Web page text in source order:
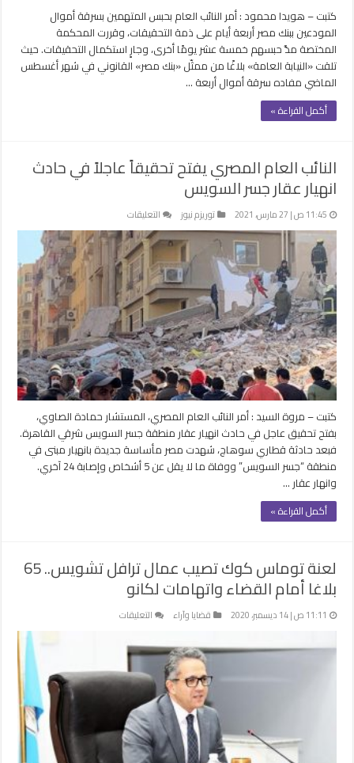
الرقمي
مغلقة
كتبت – هويدا محمود : أمر النائب العام بحبس المتهمين بسرقة أموال
المودعين ببنك مصر أربعة أيام على ذمة التحقيقات، وقررت المحكمة
المختصة مدَّ حبسهم خمسة عشر يومًا أخرى، وجارٍ استكمال التحقيقات. حيث
تلقت «النيابة العامة» بلاغًا من ممثّل «بنك مصر» القانوني في شهر أغسطس
الماضي مفاده سرقة أموال أربعة …
أكمل القراءة »
النائب العام المصري يفتح تحقيقاً عاجلاً في حادث
انهيار عقار جسر السويس
11:45 ص | 27 مارس، 2021 توريزم نيوز التعليقات
النائب
العام
المصري
يفتح
تحقيقاً
عاجلاً
في
حادث
انهيار
عقار
جسر
السويس
مغلقة
كتبت – مروة السيد : أمر النائب العام المصري، المستشار حمادة الصاوي،
بفتح تحقيق عاجل في حادث انهيار عقار منطقة جسر السويس شرقي القاهرة.
فبعد حادثة قطاري سوهاج، شهدت مصر مأساسة جديدة بانهيار مبنى في
منطقة “جسر السويس” ووفاة ما لا يقل عن 5 أشخاص وإصابة 24 آخري.
وانهار عقار …
أكمل القراءة »
لعنة توماس كوك تصيب عمال ترافل تشويس.. 65
بلاغا أمام القضاء واتهامات لكانو
11:11 ص | 14 ديسمبر، 2020 قضايا وآراء التعليقات
تصيب
عمال